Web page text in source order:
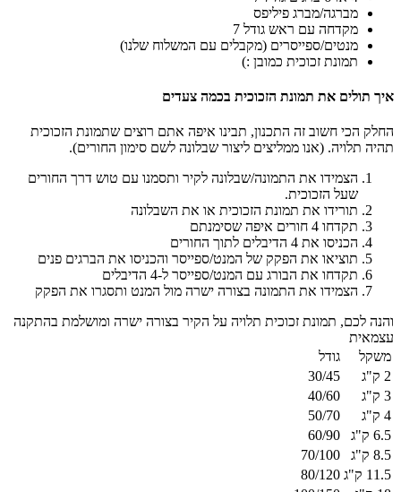
מברגה/מברג פיליפס
מקדחה עם ראש גודל 7
מנטים/ספייסרים (מקבלים עם המשלוח שלנו)
תמונת זכוכית כמובן :)
איך תולים את תמונת הזכוכית בכמה צעדים
החלק הכי חשוב זה התכנון, תבינו איפה אתם רוצים שתמונת הזכוכית
תהיה תלויה. (אנו ממליצים ליצור שבלונה לשם סימון החורים).
הצמידו את התמונה/שבלונה לקיר ותסמנו עם טוש דרך החורים
שעל הזכוכית.
תורידו את תמונת הזכוכית או את השבלונה
תקדחו 4 חורים איפה שסימנתם
הכניסו את 4 הדיבלים לתוך החורים
תוציאו את הפקק של המנט/ספייסר והכניסו את הברגים פנים
תקדחו את הבורג עם המנט/ספייסר ל-4 הדיבלים
הצמידו את התמונה בצורה ישרה מול המנט ותסגרו את הפקק
והנה לכם, תמונת זכוכית תלויה על הקיר בצורה ישרה ומושלמת בהתקנה
עצמאית
משקל
גודל
2 ק"ג
30/45
3 ק"ג
40/60
4 ק"ג
50/70
6.5 ק"ג
60/90
8.5 ק"ג
70/100
11.5 ק"ג
80/120